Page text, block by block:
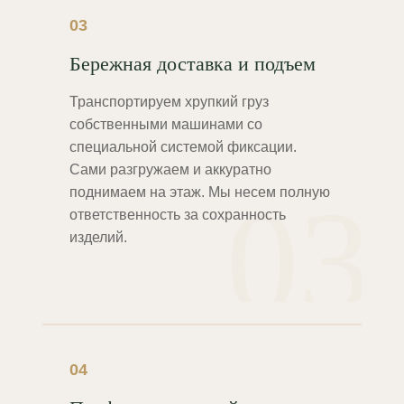
03
03
Бережная доставка и подъем
Транспортируем хрупкий груз
собственными машинами со
специальной системой фиксации.
Сами разгружаем и аккуратно
поднимаем на этаж. Мы несем полную
ответственность за сохранность
изделий.
04